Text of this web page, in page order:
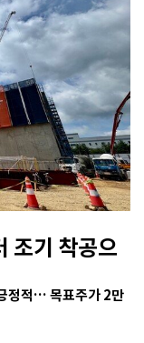
조기 착공으
정적… 목표주가 2만